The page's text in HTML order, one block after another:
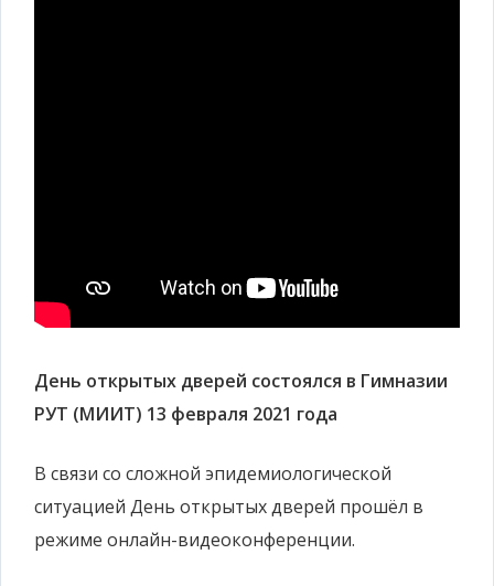
День открытых дверей состоялся в Гимназии
РУТ (МИИТ) 13 февраля 2021 года
В связи со сложной эпидемиологической
ситуацией День открытых дверей прошёл в
режиме онлайн-видеоконференции.